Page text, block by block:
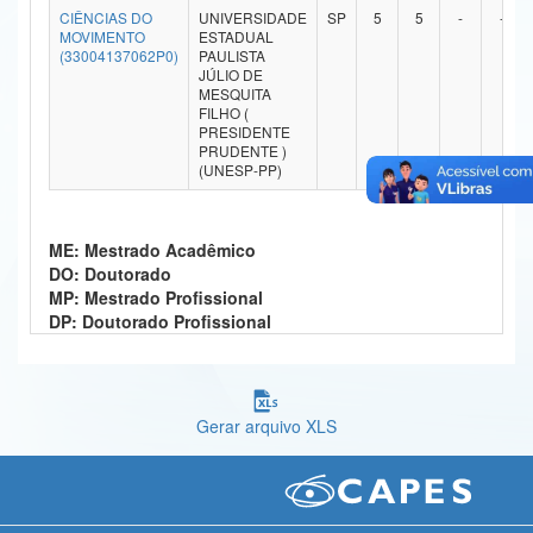
Ministério da Ciência, Tecnologia, Inovações e Comunicações
Ministério do Desenvolvimento Regional
Ministério da Mulher, da Família e dos Direitos Humanos
Secretaria-Geral
Advocacia-Geral da União
CIÊNCIAS DO
MOVIMENTO
(33004137062P0)
UNIVERSIDADE
ESTADUAL
PAULISTA
JÚLIO DE
MESQUITA
FILHO (
PRESIDENTE
PRUDENTE )
(UNESP-PP)
SP 5 5 - -
ME: Mestrado Acadêmico
DO: Doutorado
MP: Mestrado Profissional
DP: Doutorado Profissional
Gerar arquivo XLS